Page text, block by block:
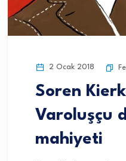
2 Ocak 2018
Soren
Varoluşçu
mahiyeti